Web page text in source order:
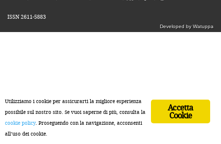
Developed by Watuppa
ISSN 2611-5883
Accetta
Cookie
Utilizziamo i cookie per assicurarti la migliore esperienza
possibile sul nostro sito. Se vuoi saperne di più, consulta la
cookie policy. Proseguendo con la navigazione, acconsenti
all’uso dei cookie.